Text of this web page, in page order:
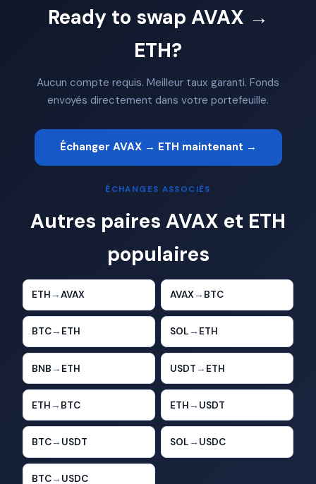
Ready to swap AVAX →
ETH?
Aucun compte requis. Meilleur taux garanti. Fonds
envoyés directement dans votre portefeuille.
Échanger AVAX → ETH maintenant →
ÉCHANGES ASSOCIÉS
Autres paires AVAX et ETH
populaires
ETH →AVAX AVAX→ BTC
BTC→ ETH SOL → ETH
BNB → ETH USDT → ETH
ETH → BTC ETH → USDT
BTC→ USDT SOL → USDC
BTC→ USDC